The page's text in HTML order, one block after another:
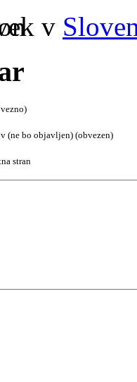
v
(ne bo objavljen) (obvezen)
stran